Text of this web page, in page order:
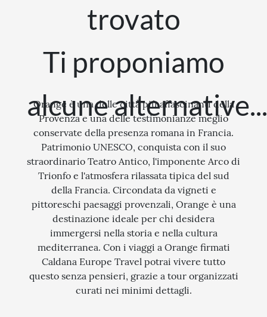
trovato
Ti proponiamo
alcune alternative...
Orange è una delle città più affascinanti della
Provenza e una delle testimonianze meglio
conservate della presenza romana in Francia.
Patrimonio UNESCO, conquista con il suo
straordinario Teatro Antico, l'imponente Arco di
Trionfo e l'atmosfera rilassata tipica del sud
della Francia. Circondata da vigneti e
pittoreschi paesaggi provenzali, Orange è una
destinazione ideale per chi desidera
immergersi nella storia e nella cultura
mediterranea. Con i viaggi a Orange firmati
Caldana Europe Travel potrai vivere tutto
questo senza pensieri, grazie a tour organizzati
curati nei minimi dettagli.
STORIA
EVENTI SPECIALI
ARTE E CULTURA